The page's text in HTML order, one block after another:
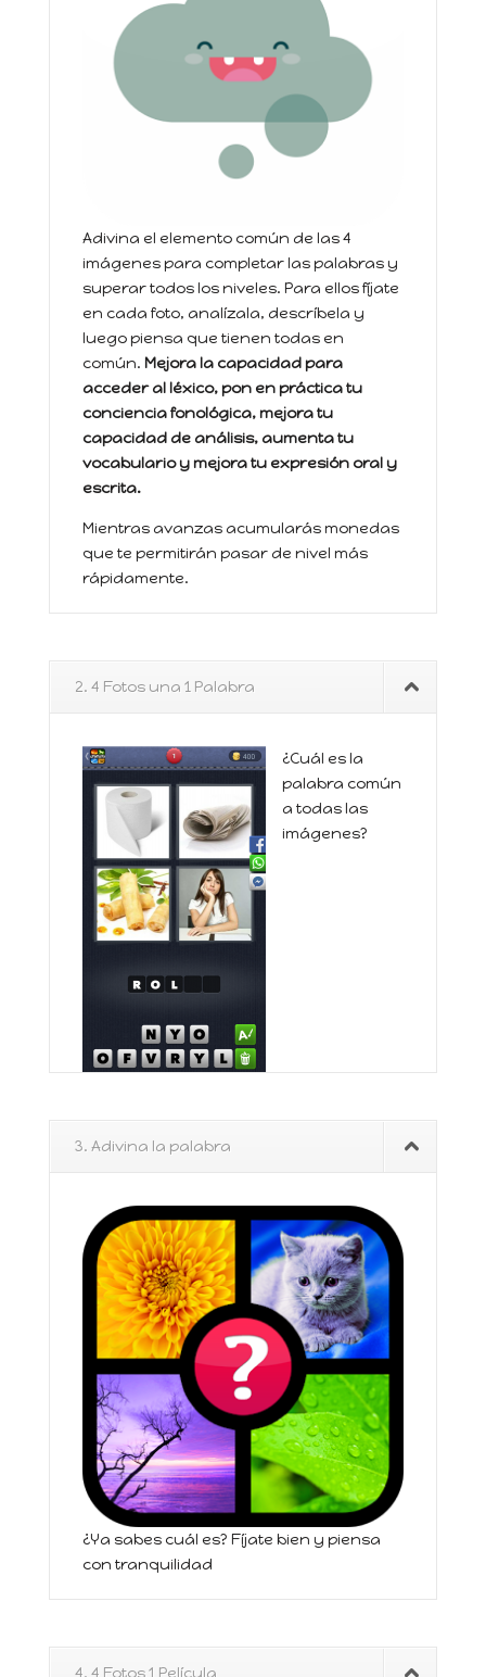
Adivina el elemento común de las 4
imágenes para completar las palabras y
superar todos los niveles. Para ellos fíjate
en cada foto, analízala, descríbela y
luego piensa que tienen todas en
común. Mejora la capacidad para
acceder al léxico, pon en práctica tu
conciencia fonológica, mejora tu
capacidad de análisis, aumenta tu
vocabulario y mejora tu expresión oral y
escrita.
Mientras avanzas acumularás monedas
que te permitirán pasar de nivel más
rápidamente.
2. 4 Fotos una 1 Palabra
¿Cuál es la
palabra común
a todas las
imágenes?
3. Adivina la palabra
¿Ya sabes cuál es? Fíjate bien y piensa
con tranquilidad
4. 4 Fotos 1 Película